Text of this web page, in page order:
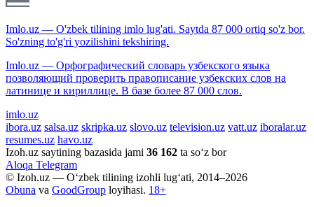
Imlo.uz — O'zbek tilining imlo lug'ati. Saytda 87 000 ortiq so'z bor.
So'zning to'g'ri yozilishini tekshiring.
Imlo.uz — Орфографический словарь узбекского языка
позволяющий проверить правописание узбекских слов на
латинице и кириллице. В базе более 87 000 слов.
imlo.uz
ibora.uz salsa.uz skripka.uz slovo.uz television.uz vatt.uz iboralar.uz
resumes.uz havo.uz
Izoh.uz saytining bazasida jami 36 162 ta so‘z bor
Aloqa Telegram
© Izoh.uz — O‘zbek tilining izohli lug‘ati, 2014–2026
Obuna va GoodGroup loyihasi. 18+